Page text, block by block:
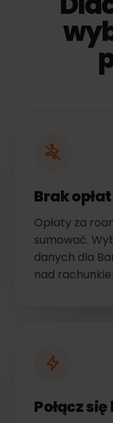
Brak
Opłaty za
sumować.
danych dla
nad
Połącz